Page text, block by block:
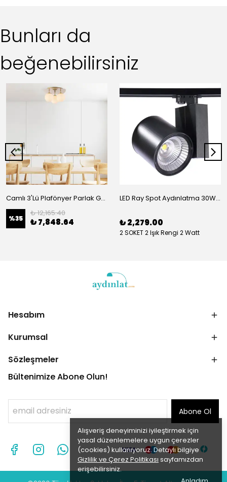
Alışveriş deneyiminizi iyileştirmek için
yasal düzenlemelere uygun çerezler
(cookies) kullanıyoruz. Detaylı bilgiye
Gizlilik ve Çerez Politikası sayfamızdan
erişebilirsiniz.
Bunları da
beğenebilirsiniz
Camlı 3'Lü Plafönyer Parlak Gold 11710
%35
₺ 12,165.40
₺ 7,848.64
LED Ray Spot Aydınlatma 30W-40W
₺ 2,279.00
2 SOKET 2 Işık Rengi 2 Watt
Hesabım
Kurumsal
Sözleşmeler
Bültenimize Abone Olun!
Abone Ol